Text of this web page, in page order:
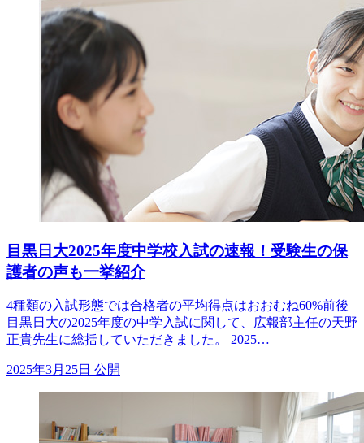
目黒日大2025年度中学校入試の速報！受験生の保
護者の声も一挙紹介
4種類の入試形態では合格者の平均得点はおおむね60%前後
目黒日大の2025年度の中学入試に関して、広報部主任の天野
正貴先生に総括していただきました。 2025…
2025年3月25日 公開